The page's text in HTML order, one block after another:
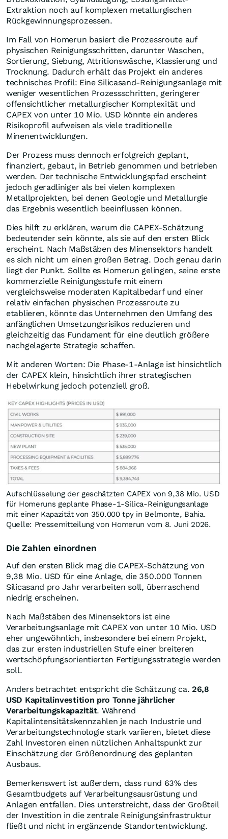
Extraktion noch auf komplexen metallurgischen
Rückgewinnungsprozessen.
Im Fall von Homerun basiert die Prozessroute auf
physischen Reinigungsschritten, darunter Waschen,
Sortierung, Siebung, Attritionswäsche, Klassierung und
Trocknung. Dadurch erhält das Projekt ein anderes
technisches Profil: Eine Silicasand-Reinigungsanlage mit
weniger wesentlichen Prozessschritten, geringerer
offensichtlicher metallurgischer Komplexität und
CAPEX von unter 10 Mio. USD könnte ein anderes
Risikoprofil aufweisen als viele traditionelle
Minenentwicklungen.
Der Prozess muss dennoch erfolgreich geplant,
finanziert, gebaut, in Betrieb genommen und betrieben
werden. Der technische Entwicklungspfad erscheint
jedoch geradliniger als bei vielen komplexen
Metallprojekten, bei denen Geologie und Metallurgie
das Ergebnis wesentlich beeinflussen können.
Dies hilft zu erklären, warum die CAPEX-Schätzung
bedeutender sein könnte, als sie auf den ersten Blick
erscheint. Nach Maßstäben des Minensektors handelt
es sich nicht um einen großen Betrag. Doch genau darin
liegt der Punkt. Sollte es Homerun gelingen, seine erste
kommerzielle Reinigungsstufe mit einem
vergleichsweise moderaten Kapitalbedarf und einer
relativ einfachen physischen Prozessroute zu
etablieren, könnte das Unternehmen den Umfang des
anfänglichen Umsetzungsrisikos reduzieren und
gleichzeitig das Fundament für eine deutlich größere
nachgelagerte Strategie schaffen.
Mit anderen Worten: Die Phase-1-Anlage ist hinsichtlich
der CAPEX klein, hinsichtlich ihrer strategischen
Hebelwirkung jedoch potenziell groß.
Aufschlüsselung der geschätzten CAPEX von 9,38 Mio. USD
für Homeruns geplante Phase-1-Silica-Reinigungsanlage
mit einer Kapazität von 350.000 tpy in Belmonte, Bahia.
Quelle: Pressemitteilung von Homerun vom 8. Juni 2026.
Die Zahlen einordnen
Auf den ersten Blick mag die CAPEX-Schätzung von
9,38 Mio. USD für eine Anlage, die 350.000 Tonnen
Silicasand pro Jahr verarbeiten soll, überraschend
niedrig erscheinen.
Nach Maßstäben des Minensektors ist eine
Verarbeitungsanlage mit CAPEX von unter 10 Mio. USD
eher ungewöhnlich, insbesondere bei einem Projekt,
das zur ersten industriellen Stufe einer breiteren
wertschöpfungsorientierten Fertigungsstrategie werden
soll.
Anders betrachtet entspricht die Schätzung ca. 26,8
USD Kapitalinvestition pro Tonne jährlicher
Verarbeitungskapazität. Während
Kapitalintensitätskennzahlen je nach Industrie und
Verarbeitungstechnologie stark variieren, bietet diese
Zahl Investoren einen nützlichen Anhaltspunkt zur
Einschätzung der Größenordnung des geplanten
Ausbaus.
Bemerkenswert ist außerdem, dass rund 63% des
Gesamtbudgets auf Verarbeitungsausrüstung und
Anlagen entfallen. Dies unterstreicht, dass der Großteil
der Investition in die zentrale Reinigungsinfrastruktur
fließt und nicht in ergänzende Standortentwicklung.